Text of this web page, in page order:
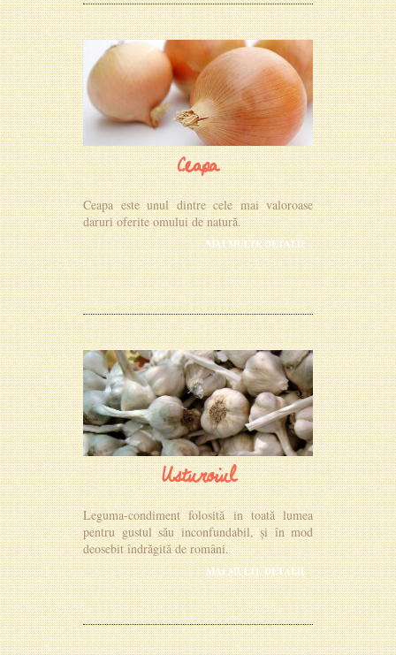
Ceapa
Ceapa este unul dintre cele mai valoroase
daruri oferite omului de natură.
MAI MULTE DETALII
Usturoiul
Leguma-condiment folosită in toată lumea
pentru gustul său inconfundabil, și în mod
deosebit îndrăgită de români.
MAI MULTE DETALII